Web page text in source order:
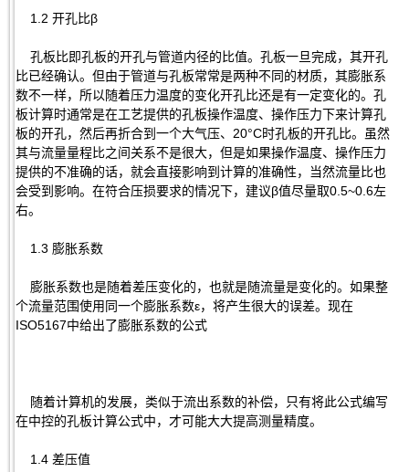
1.2 开孔比β
孔板比即孔板的开孔与管道内径的比值。孔板一旦完成，其开孔
比已经确认。但由于管道与孔板常常是两种不同的材质，其膨胀系
数不一样，所以随着压力温度的变化开孔比还是有一定变化的。孔
板计算时通常是在工艺提供的孔板操作温度、操作压力下来计算孔
板的开孔，然后再折合到一个大气压、20°C时孔板的开孔比。虽然
其与流量量程比之间关系不是很大，但是如果操作温度、操作压力
提供的不准确的话，就会直接影响到计算的准确性，当然流量比也
会受到影响。在符合压损要求的情况下，建议β值尽量取0.5~0.6左
右。
1.3 膨胀系数
膨胀系数也是随着差压变化的，也就是随流量是变化的。如果整
个流量范围使用同一个膨胀系数ε，将产生很大的误差。现在
ISO5167中给出了膨胀系数的公式
随着计算机的发展，类似于流出系数的补偿，只有将此公式编写
在中控的孔板计算公式中，才可能大大提高测量精度。
1.4 差压值